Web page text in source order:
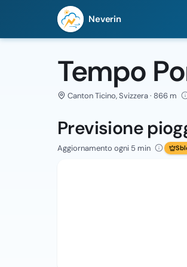
Neverin
Tempo
Canton Ticino, Svizzera · 866 m
Previsione
Aggiornamento ogni 5 min